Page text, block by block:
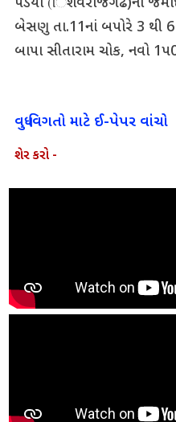
પંડયા (િશવરાજગઢ)ના
બેસણુ તા.11નાં બપોરે 3 થી 6
બાપા સીતારામ ચોક, નવો
વધુ વિગતો માટે ઈ-પેપર વાંચો
શેર કરો -